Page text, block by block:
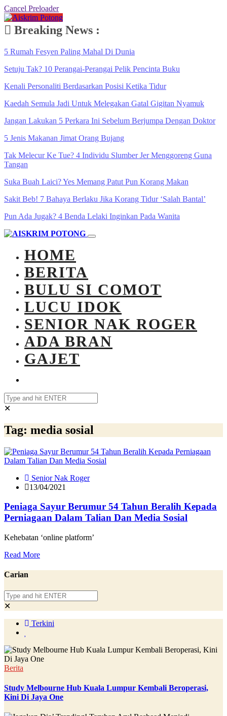
Cancel Preloader
Breaking News :
5 Rumah Fesyen Paling Mahal Di Dunia
Setuju Tak? 10 Perangai-Perangai Pelik Pencinta Buku
Kenali Personaliti Berdasarkan Posisi Ketika Tidur
Kaedah Semula Jadi Untuk Melegakan Gatal Gigitan Nyamuk
Jangan Lakukan 5 Perkara Ini Sebelum Berjumpa Dengan Doktor
5 Jenis Makanan Jimat Orang Bujang
Tak Melecur Ke Tue? 4 Individu Slumber Jer Menggoreng Guna
Tangan
Suka Buah Laici? Yes Memang Patut Pun Korang Makan
Sakit Beb! 7 Bahaya Berlaku Jika Korang Tidur ‘Salah Bantal’
Pun Ada Jugak? 4 Benda Lelaki Inginkan Pada Wanita
HOME
BERITA
BULU SI COMOT
LUCU IDOK
SENIOR NAK ROGER
ADA BRAN
GAJET
✕
Tag: media sosial
Senior Nak Roger
13/04/2021
Peniaga Sayur Berumur 54 Tahun Beralih Kepada
Perniagaan Dalam Talian Dan Media Sosial
Kehebatan ‘online platform’
Read More
Carian
✕
Terkini
Berita
Study Melbourne Hub Kuala Lumpur Kembali Beroperasi,
Kini Di Jaya One